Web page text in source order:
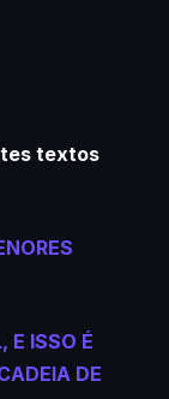
textos
E ISSO É
DE